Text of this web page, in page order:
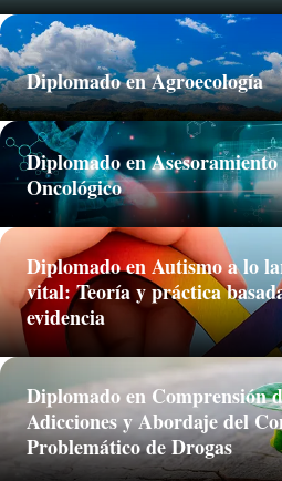
Diplomado en Agroecología
Diplomado en
Oncológico
Diplomado en Autismo a lo
vital: Teoría y práctica
evidencia
Diplomado en Comprensión
Adicciones y Abordaje del
Problemático de Drogas